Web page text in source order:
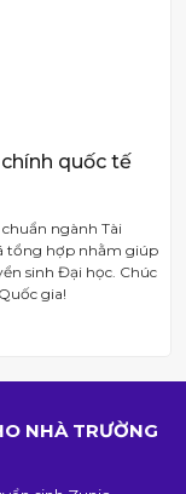
quốc tế
ngành Tài
tổng hợp nhằm giúp
sinh Đại học. Chúc
gia!
NHÀ TRƯỜNG